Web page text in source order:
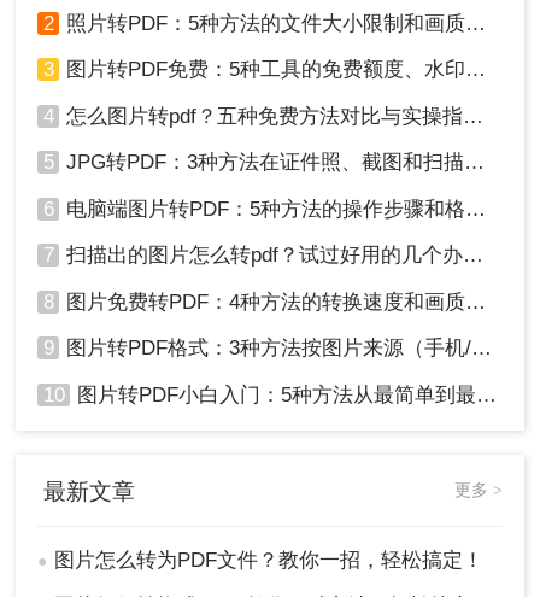
2 照片转PDF：5种方法的文件大小限制和画质保留实测！
3 图片转PDF免费：5种工具的免费额度、水印和文件限制对比！
4 怎么图片转pdf？五种免费方法对比与实操指南（附详细表格）！
5 JPG转PDF：3种方法在证件照、截图和扫描件上的转换精度差异！
6 电脑端图片转PDF：5种方法的操作步骤和格式保留对比！
7 扫描出的图片怎么转pdf？试过好用的几个办法！
8 图片免费转PDF：4种方法的转换速度和画质损失对比！
9 图片转PDF格式：3种方法按图片来源（手机/相机/截图）选！
10 图片转PDF小白入门：5种方法从最简单到最专业逐步升级！
最新文章 更多 >
● 图片怎么转为PDF文件？教你一招，轻松搞定！